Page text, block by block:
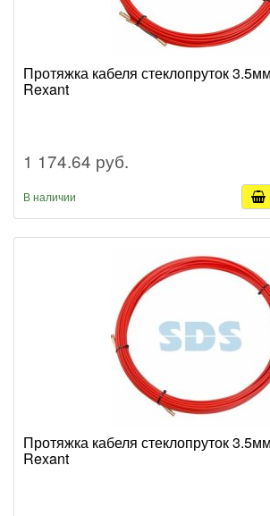
Протяжка кабеля стеклопруток
Rexant
1 174.64 руб.
В наличии
Протяжка кабеля стеклопруток
Rexant